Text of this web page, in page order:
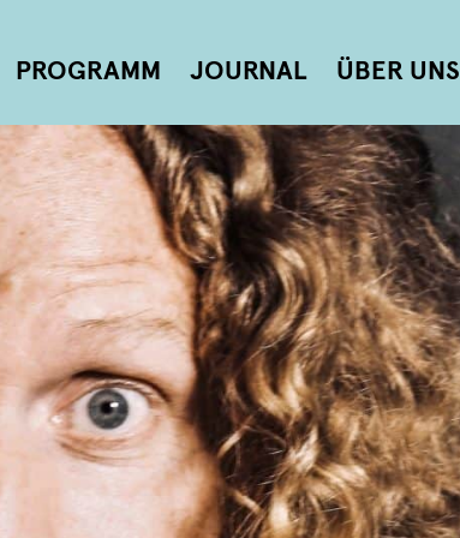
PROGRAMM JOURNAL ÜBER UNS